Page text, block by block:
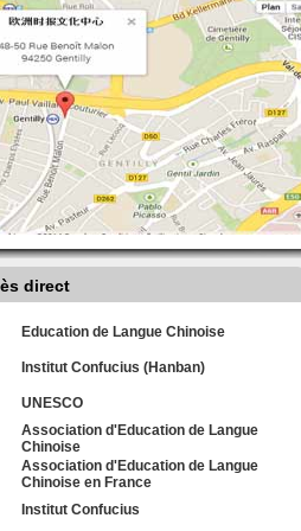
direct
Education de Langue Chinoise
Institut Confucius (Hanban)
UNESCO
Association d'Education de Langue
Chinoise
Association d'Education de Langue
Chinoise en France
Institut Confucius